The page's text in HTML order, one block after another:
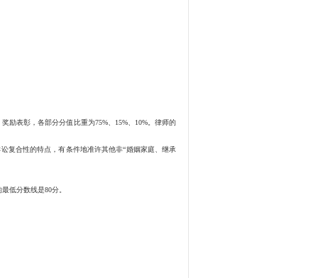
表彰，各部分分值比重为75%、15%、10%。律师的
合性的特点，有条件地准许其他非“婚姻家庭、继承
低分数线是80分。